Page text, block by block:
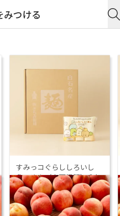
みつける
すみっコぐらししろいし
うーめん（白石温麺） 3束
×12袋入 ※36食分
￥3,888